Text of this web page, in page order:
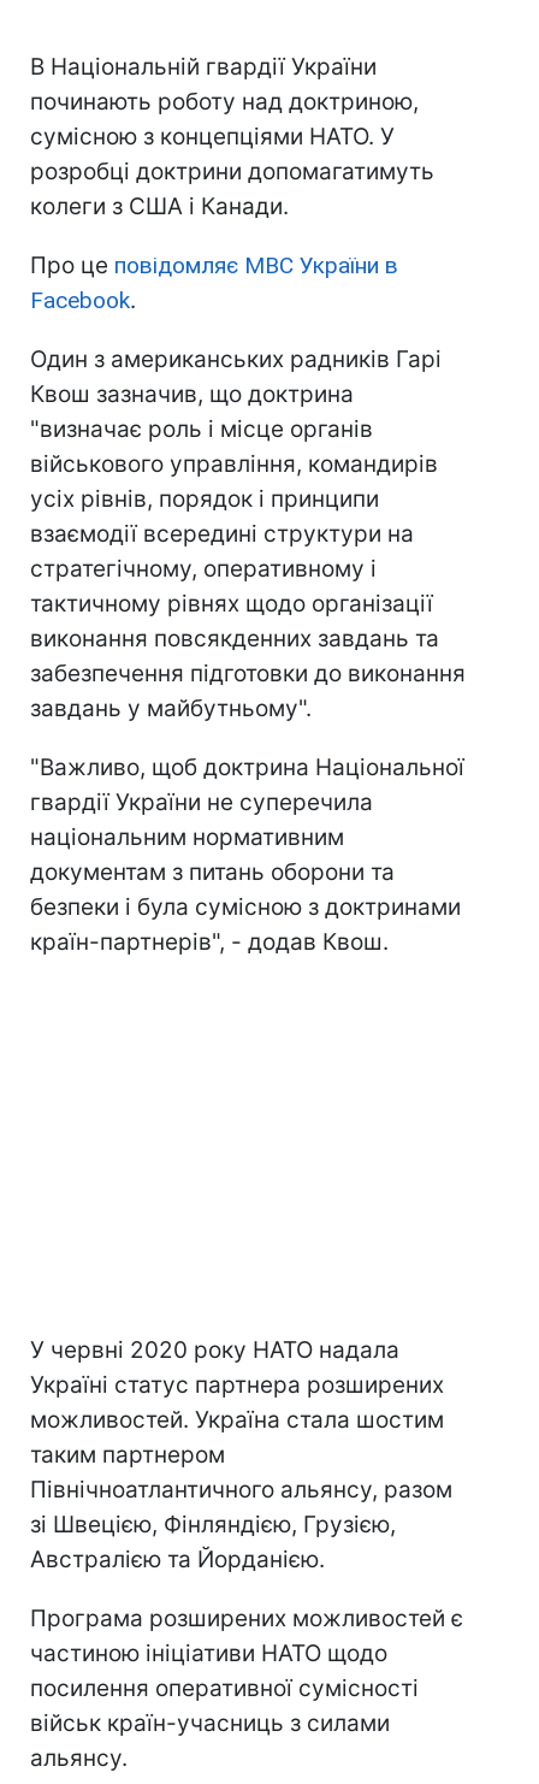
В Національній гвардії України
починають роботу над доктриною,
сумісною з концепціями НАТО. У
розробці доктрини допомагатимуть
колеги з США і Канади.
Про це повідомляє МВС України в
Facebook.
Один з американських радників Гарі
Квош зазначив, що доктрина
"визначає роль і місце органів
військового управління, командирів
усіх рівнів, порядок і принципи
взаємодії всередині структури на
стратегічному, оперативному і
тактичному рівнях щодо організації
виконання повсякденних завдань та
забезпечення підготовки до виконання
завдань у майбутньому".
"Важливо, щоб доктрина Національної
гвардії України не суперечила
національним нормативним
документам з питань оборони та
безпеки і була сумісною з доктринами
країн-партнерів", - додав Квош.
У червні 2020 року НАТО надала
Україні статус партнера розширених
можливостей. Україна стала шостим
таким партнером
Північноатлантичного альянсу, разом
зі Швецією, Фінляндією, Грузією,
Австралією та Йорданією.
Програма розширених можливостей є
частиною ініціативи НАТО щодо
посилення оперативної сумісності
військ країн-учасниць з силами
альянсу.